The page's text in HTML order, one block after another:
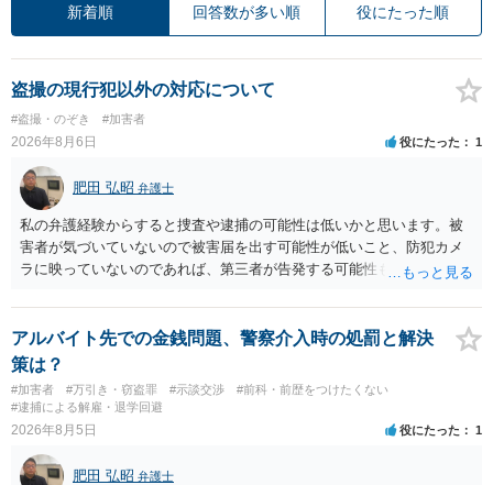
新着順 回答数が多い順 役にたった順
盗撮の現行犯以外の対応について
#盗撮・のぞき #加害者
2026年8月6日 役にたった 1
肥田 弘昭 弁護士
私の弁護経験からすると捜査や逮捕の可能性は低いかと思います。被
害者が気づいていないので被害届を出す可能性が低いこと、防犯カメ
ラに映っていないのであれば、第三者が告発する可能性も低いこと、
座る女性を盗撮(全体像写真1枚と5秒程度の動画)してしまいました。下
着や胸など強調したものではありません。」とありますが、少なくと
も捜査段階では性的姿態等撮影罪の被疑事実で逮捕勾留されるケース
が私の弁護経験では多くなった印象です（最終的には不起訴ないし各
都道府県の迷惑防止条例違反になることもあります）。2度としないこ
とをお勧めいたします。ご参考にしてください。
アルバイト先での金銭問題、警察介入時の処罰と解決
策は？
#加害者 #万引き・窃盗罪 #示談交渉
#前科・前歴をつけたくない
#逮捕による解雇・退学回避
2026年8月5日 役にたった 1
肥田 弘昭 弁護士